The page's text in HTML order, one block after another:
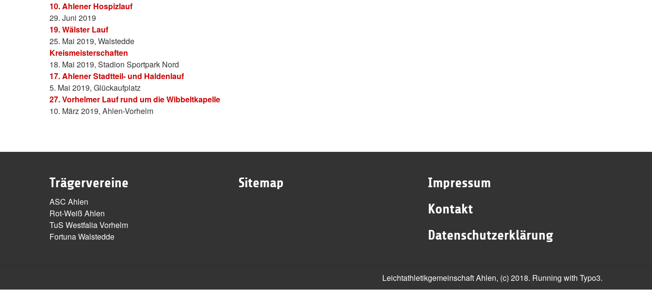
10. Ahlener Hospizlauf
29. Juni 2019
19. Wälster Lauf
25. Mai 2019, Walstedde
Kreismeisterschaften
18. Mai 2019, Stadion Sportpark Nord
17. Ahlener Stadtteil- und Haldenlauf
5. Mai 2019, Glückaufplatz
27. Vorhelmer Lauf rund um die Wibbeltkapelle
10. März 2019, Ahlen-Vorhelm
Trägervereine
ASC Ahlen
Rot-Weiß Ahlen
TuS Westfalia Vorhelm
Fortuna Walstedde
Sitemap
Impressum
Kontakt
Datenschutzerklärung
Leichtathletikgemeinschaft Ahlen, (c) 2018. Running with Typo3.